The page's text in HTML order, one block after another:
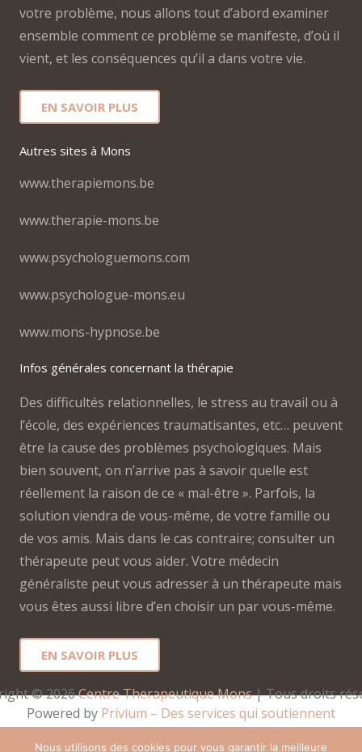
votre problème, nous allons tout d’abord examiner
ensemble comment ce problème se manifeste, d’où il
vient, et les conséquences qu’il a dans votre vie.
EN SAVOIR PLUS
Autres sites à Mons
www.therapiemons.be
www.therapie-mons.be
www.psychologuemons.com
www.psychologue-mons.eu
www.mons-hypnose.be
Infos générales concernant la thérapie
Des difficultés relationnelles, le stress au travail ou à
l’école, des expériences traumatisantes, etc… peuvent
être la cause des problèmes psychologiques. Mais
bien souvent, on n’arrive pas à savoir quelle est
réellement la raison de ce « mal-être ». Parfois, la
solution viendra de vous-même, de votre famille ou
de vos amis. Mais dans le cas contraire; consulter un
thérapeute peut vous aider. Votre médecin
généraliste peut vous adresser à un thérapeute mais
vous êtes aussi libre d’en choisir un par vous-même.
EN SAVOIR PLUS
© 2026 Centre Therapeutique Mons | Tous droits
Powered by Privium – Des services qui soutiennent
Nous utilisons des cookies pour vous garantir la meilleure